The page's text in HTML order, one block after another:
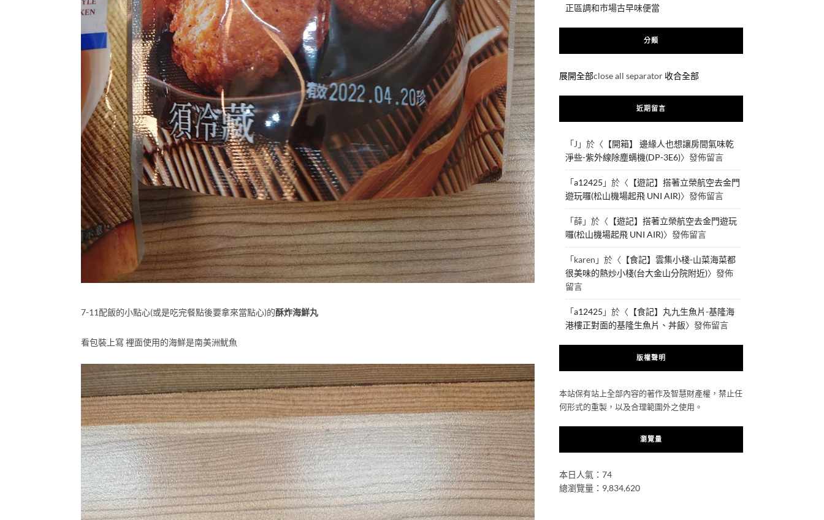
7-11配飯的小點心(或是吃完餐點後要拿來當點心)的酥炸海鮮丸
看包裝上寫 裡面使用的海鮮是南美洲魷魚
正區調和市場古早味便當
分類
展開全部close all separator 收合全部
近期留言
「J 」於〈 【開箱】 邊緣人也想讓房間氣味乾
淨些-紫外線除塵螨機(DP-3E6)〉發佈留言
「a12425 」於〈 【遊記】搭著立榮航空去金門
遊玩囉(松山機場起飛 UNI AIR)〉發佈留言
「薛」於〈 【遊記】搭著立榮航空去金門遊玩
囉(松山機場起飛 UNI AIR)〉發佈留言
「karen 」於〈 【食記】雲集小棧-山菜海菜都
很美味的熱炒小棧(台大金山分院附近)〉發佈
留言
「a12425 」於〈 【食記】丸九生魚片-基隆海
港樓正對面的基隆生魚片、丼飯〉發佈留言
版權聲明
本站保有站上全部內容的著作及智慧財產權，禁止任
何形式的重製，以及合理範圍外之使用。
瀏覽量
本日人氣：74
總瀏覽量：9,834,620